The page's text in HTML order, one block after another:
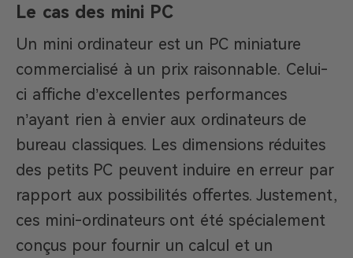
Le cas des mini PC
Un mini ordinateur est un PC miniature
commercialisé à un prix raisonnable. Celui-
ci affiche d’excellentes performances
n’ayant rien à envier aux ordinateurs de
bureau classiques. Les dimensions réduites
des petits PC peuvent induire en erreur par
rapport aux possibilités offertes. Justement,
ces mini-ordinateurs ont été spécialement
conçus pour fournir un calcul et un